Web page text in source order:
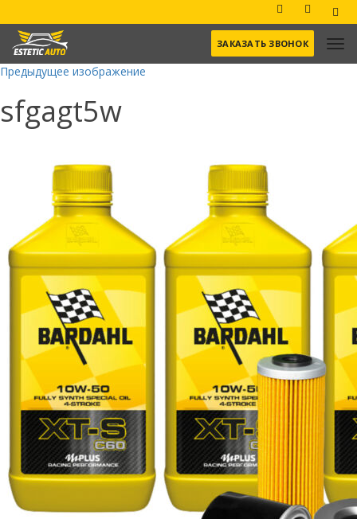
ЗАКАЗАТЬ ЗВОНОК
Предыдущее изображение
sfgagt5w